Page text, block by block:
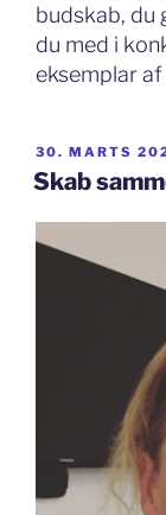
budskab, du
du med i
eksemplar af
UDGIVET
DEN
30. MARTS
Skab